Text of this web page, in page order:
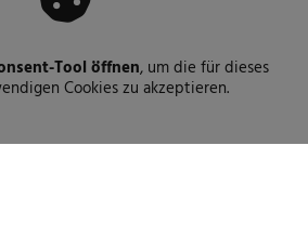
Tool öffnen, um die für dieses
Cookies zu akzeptieren.